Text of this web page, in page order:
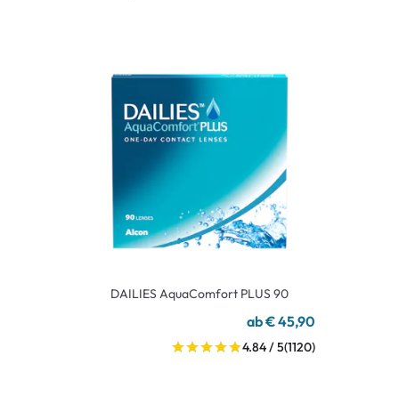
DAILIES AquaComfort PLUS 90
ab € 45,90
4.84 / 5(1120)